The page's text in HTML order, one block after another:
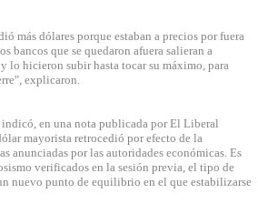
más dólares porque estaban a precios por fuera
bancos que se quedaron afuera salieran a
lo hicieron subir hasta tocar su máximo, para
explicaron.
en una nota publicada por El Liberal
mayorista retrocedió por efecto de la
anunciadas por las autoridades económicas. Es
verificados en la sesión previa, el tipo de
nuevo punto de equilibrio en el que estabilizarse